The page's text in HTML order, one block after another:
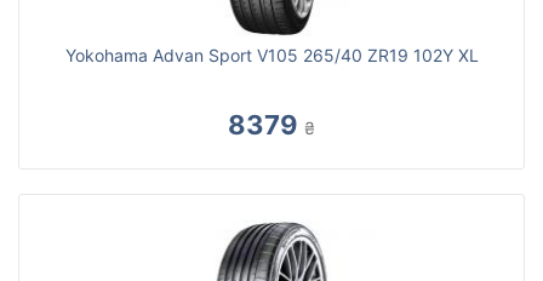
Yokohama Advan Sport V105 265/40 ZR19 102Y XL
8379 ₴